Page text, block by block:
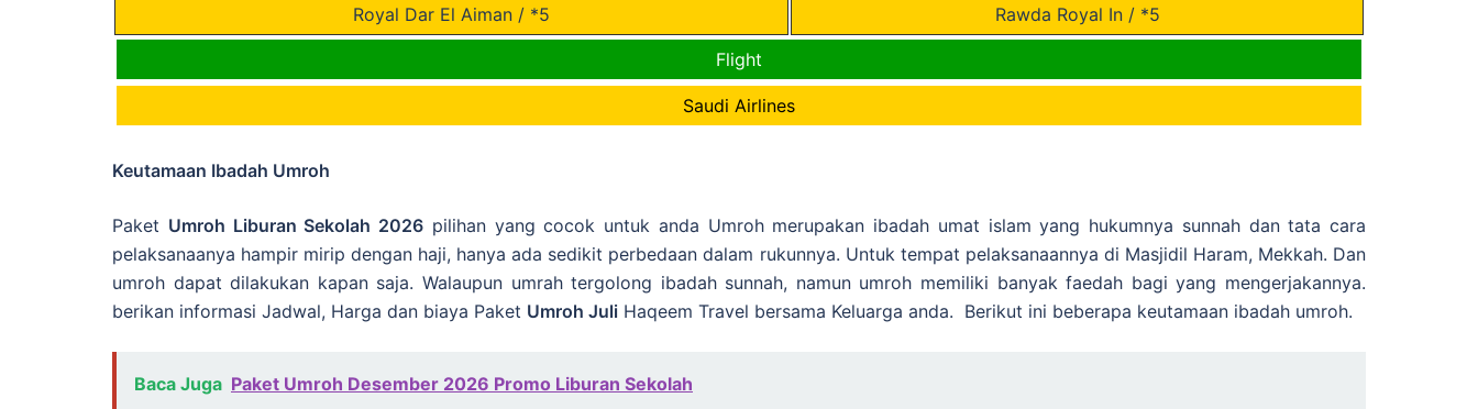
Royal Dar El Aiman / *5
Rawda Royal In / *5
Flight
Saudi Airlines
Keutamaan Ibadah Umroh
Paket Umroh Liburan Sekolah 2026 pilihan yang cocok untuk anda Umroh merupakan ibadah umat islam yang hukumnya sunnah dan tata cara
pelaksanaanya hampir mirip dengan haji, hanya ada sedikit perbedaan dalam rukunnya. Untuk tempat pelaksanaannya di Masjidil Haram, Mekkah. Dan
umroh dapat dilakukan kapan saja. Walaupun umrah tergolong ibadah sunnah, namun umroh memiliki banyak faedah bagi yang mengerjakannya.
berikan informasi Jadwal, Harga dan biaya Paket Umroh Juli Haqeem Travel bersama Keluarga anda. Berikut ini beberapa keutamaan ibadah umroh.
Baca Juga Paket Umroh Desember 2026 Promo Liburan Sekolah